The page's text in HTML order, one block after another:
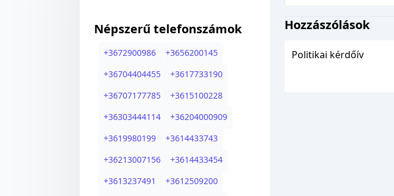
Népszerű telefonszámok
+3672900986 +3656200145
+36704404455 +3617733190
+36707177785 +3615100228
+36303444114 +36204000909
+3619980199 +3614433743
+36213007156 +3614433454
+3613237491 +3612509200
Hozzászólások
Politikai kérdőív